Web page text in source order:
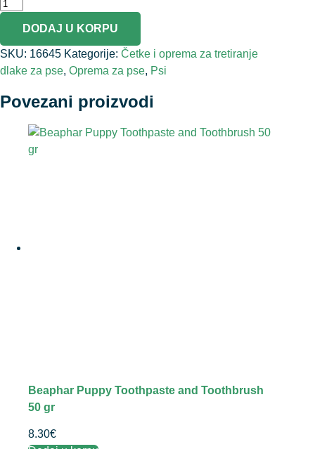
DODAJ U KORPU
SKU: 16645 Kategorije: Četke i oprema za tretiranje
dlake za pse, Oprema za pse, Psi
Povezani proizvodi
Beaphar Puppy Toothpaste and Toothbrush
50 gr
8.30€